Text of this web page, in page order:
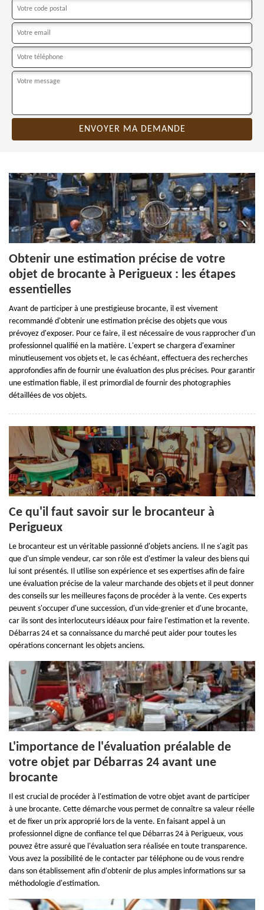
Obtenir une estimation précise de votre
objet de brocante à Perigueux : les étapes
essentielles
Avant de participer à une prestigieuse brocante, il est vivement
recommandé d'obtenir une estimation précise des objets que vous
prévoyez d'exposer. Pour ce faire, il est nécessaire de vous rapprocher d'un
professionnel qualifié en la matière. L'expert se chargera d'examiner
minutieusement vos objets et, le cas échéant, effectuera des recherches
approfondies afin de fournir une évaluation des plus précises. Pour garantir
une estimation fiable, il est primordial de fournir des photographies
détaillées de vos objets.
Ce qu'il faut savoir sur le brocanteur à
Perigueux
Le brocanteur est un véritable passionné d'objets anciens. Il ne s'agit pas
que d'un simple vendeur, car son rôle est d'estimer la valeur des biens qui
lui sont présentés. Il utilise son expérience et ses expertises afin de faire
une évaluation précise de la valeur marchande des objets et il peut donner
des conseils sur les meilleures façons de procéder à la vente. Ces experts
peuvent s'occuper d'une succession, d'un vide-grenier et d'une brocante,
car ils sont des interlocuteurs idéaux pour faire l'estimation et la revente.
Débarras 24 et sa connaissance du marché peut aider pour toutes les
opérations concernant les objets anciens.
L'importance de l'évaluation préalable de
votre objet par Débarras 24 avant une
brocante
Il est crucial de procéder à l'estimation de votre objet avant de participer
à une brocante. Cette démarche vous permet de connaître sa valeur réelle
et de fixer un prix approprié lors de la vente. En faisant appel à un
professionnel digne de confiance tel que Débarras 24 à Perigueux, vous
pouvez être assuré que l'évaluation sera réalisée en toute transparence.
Vous avez la possibilité de le contacter par téléphone ou de vous rendre
dans son établissement afin d'obtenir de plus amples informations sur sa
méthodologie d'estimation.